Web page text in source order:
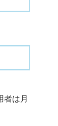
者は月